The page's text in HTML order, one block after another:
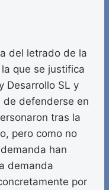
del letrado de la
que se justifica
Desarrollo SL y
de defenderse en
tras la
pero como no
han
demanda
por